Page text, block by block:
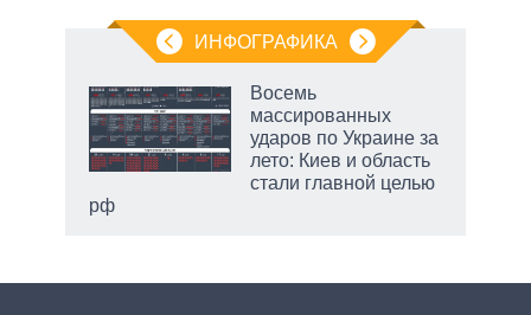
ИНФОГРАФИКА
Восемь
массированных
ударов по Украине за
лето: Киев и область
стали главной целью
рф